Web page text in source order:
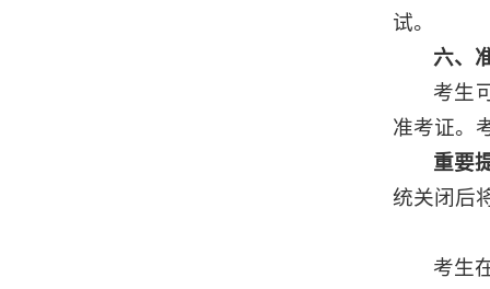
试。
六、
考生
准考证。
重要
统关闭后
考生